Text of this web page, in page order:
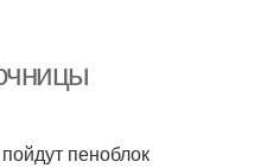
пеноблок